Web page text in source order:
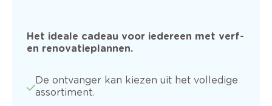
Het ideale cadeau voor iedereen met verf-
en renovatieplannen.
De ontvanger kan kiezen uit het volledige
assortiment.